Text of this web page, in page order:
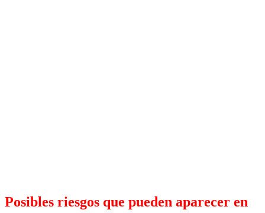
Posibles riesgos que pueden aparecer en